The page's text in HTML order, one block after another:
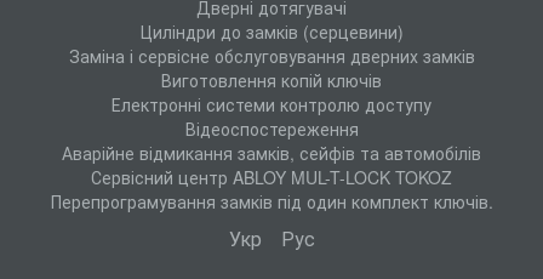
Дверні дотягувачі
Циліндри до замків (серцевини)
Заміна і сервісне обслуговування дверних замків
Виготовлення копій ключів
Електронні системи контролю доступу
Відеоспостереження
Аварійне відмикання замків, сейфів та автомобілів
Сервісний центр ABLOY MUL-T-LOCK TOKOZ
Перепрограмування замків під один комплект ключів.
Укр Рус